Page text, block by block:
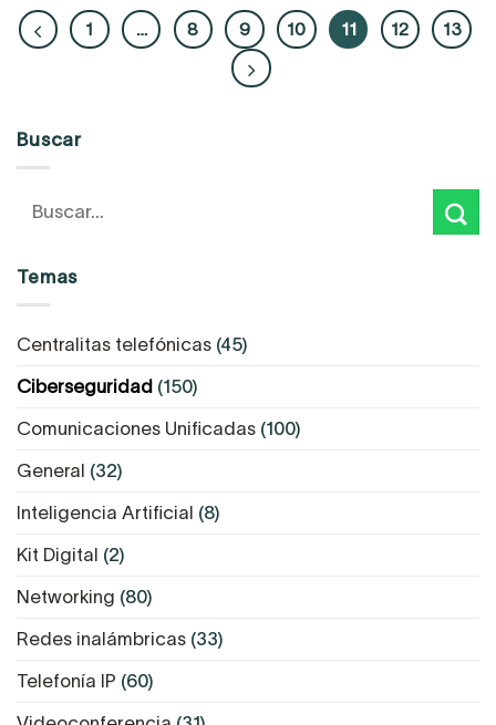
1 … 8 9 10 11 12 13
Buscar
Temas
Centralitas telefónicas (45)
Ciberseguridad (150)
Comunicaciones Unificadas (100)
General (32)
Inteligencia Artificial (8)
Kit Digital (2)
Networking (80)
Redes inalámbricas (33)
Telefonía IP (60)